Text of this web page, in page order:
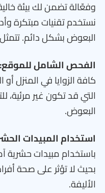
وفعّالة تضمن لك بيئة
نستخدم تقنيات مبتكرة
البعوض بشكل دائم.
الفحص الشامل للموقع:
كافة الزوايا في المنزل
التي قد تكون غير مرئية،
البعوض.
استخدام المبيدات
باستخدام مبيدات حشرية
بحيث لا تؤثر على صحة
الأليفة.